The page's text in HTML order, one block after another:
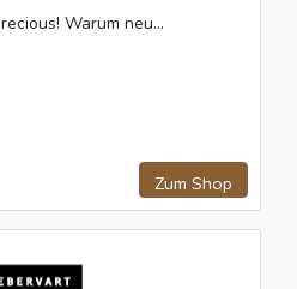
Warum neu...
Zum Shop